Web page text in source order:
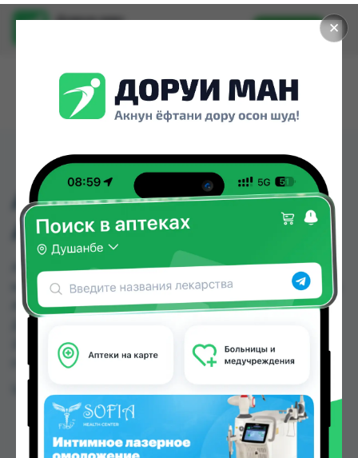
✕
Доруи ман
Установить
АКТОВЕГИН 40МГ/МЛ
АМП 10МЛ №5
АКТОВЕГИН 40МГ/МЛ АМП 10МЛ №5 можно
купить или заказать в аптеках, Авиценна, Аптека
АХРОМ, Аптека Нур (Nur), Арзон Дору, Арча,
24.00 TJS до 270.00 TJS в Душанбе и других
городах Таджикистана